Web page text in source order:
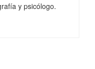
y psicólogo.